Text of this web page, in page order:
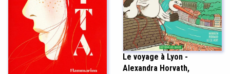
Le voyage à Lyon -
Alexandra Horvath,